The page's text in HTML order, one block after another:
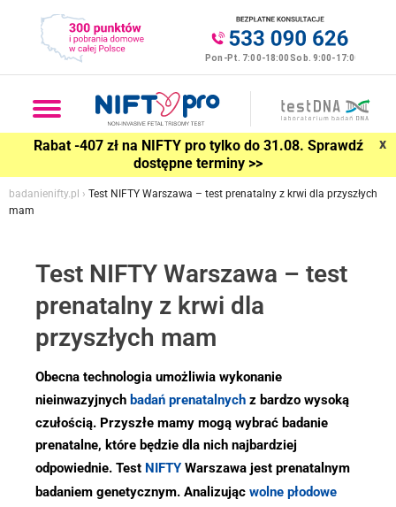
Rabat -407 zł na NIFTY pro tylko do 31.08. Sprawdź
dostępne terminy >>
x
badanienifty.pl › Test NIFTY Warszawa – test prenatalny z krwi dla przyszłych
mam
Test NIFTY Warszawa – test
prenatalny z krwi dla
przyszłych mam
Obecna technologia umożliwia wykonanie
nieinwazyjnych badań prenatalnych z bardzo wysoką
czułością. Przyszłe mamy mogą wybrać badanie
prenatalne, które będzie dla nich najbardziej
odpowiednie. Test NIFTY Warszawa jest prenatalnym
badaniem genetycznym. Analizując wolne płodowe